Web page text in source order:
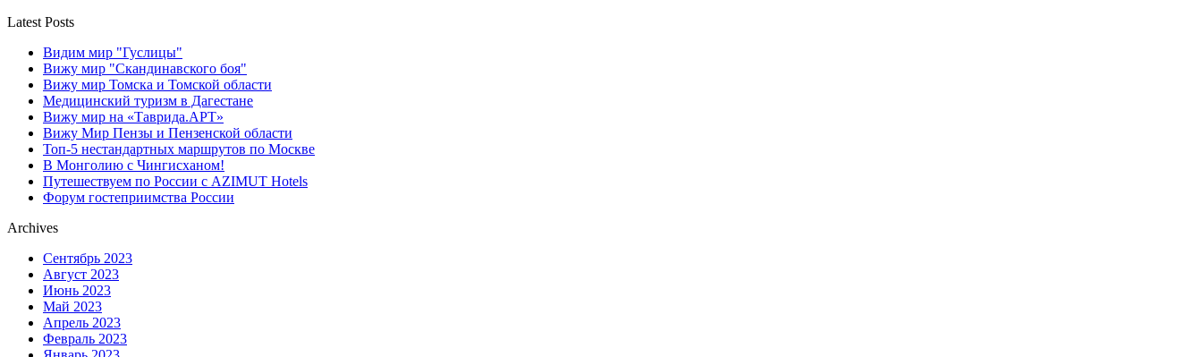
Latest Posts
Видим мир "Гуслицы"
Вижу мир "Скандинавского боя"
Вижу мир Томска и Томской области
Медицинский туризм в Дагестане
Вижу мир на «Таврида.АРТ»
Вижу Мир Пензы и Пензенской области
Топ-5 нестандартных маршрутов по Москве
В Монголию с Чингисханом!
Путешествуем по России с AZIMUT Hotels
Форум гостеприимства России
Archives
Сентябрь 2023
Август 2023
Июнь 2023
Май 2023
Апрель 2023
Февраль 2023